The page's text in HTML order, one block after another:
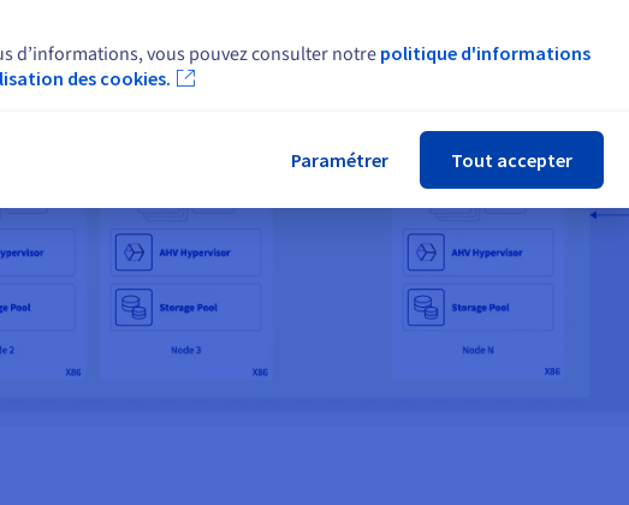
d’informations, vous pouvez consulter notre politique d'informations
des cookies.
Paramétrer Tout accepter